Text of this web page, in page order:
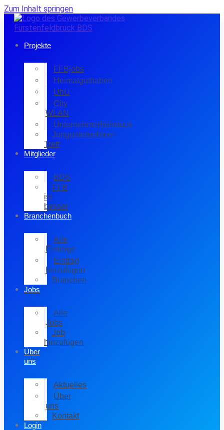
Zum Inhalt springen
Projekte
FFBjobs
Heimatguthaben
UhU
City
WLAN
Unternehmerfrühstück
Jungunternehmer
Treff
Mitglieder
BDS
FFB
ist
besser
Branchenbuch
Alle
Einträge
Eintrag
hinzufügen
Branchen
Jobs
Alle
Jobs
Job
hinzufügen
Über
uns
Aktuelles
Über
uns
Kontakt
Login